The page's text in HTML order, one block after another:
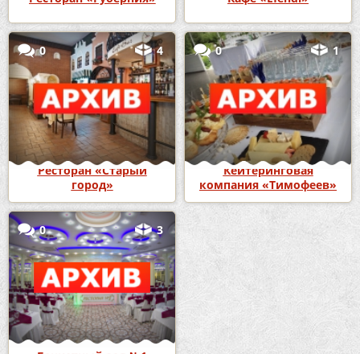
0 4
Ресторан «Старый
город»
0 1
Кейтеринговая
компания «Тимофеев»
0 3